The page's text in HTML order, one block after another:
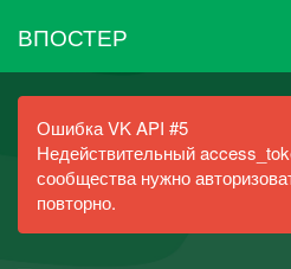
ВПОСТЕР
Ошибка VK API #5
Недействительный
сообщества нужно
повторно.